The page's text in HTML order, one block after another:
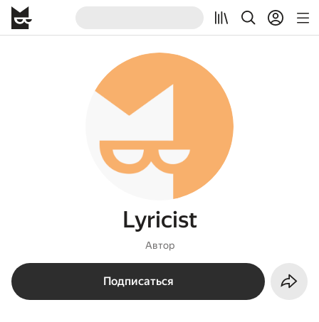
Lyricist
Автор
Подписаться